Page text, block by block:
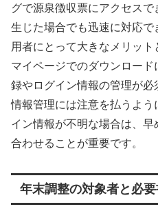
グで源泉徴収票にアクセス
生じた場合でも迅速に対応で
用者にとって大きなメリット
マイページでのダウンロー
録やログイン情報の管理が
情報管理には注意を払うよ
イン情報が不明な場合は、
合わせることが重要です。
年末調整の対象者と必